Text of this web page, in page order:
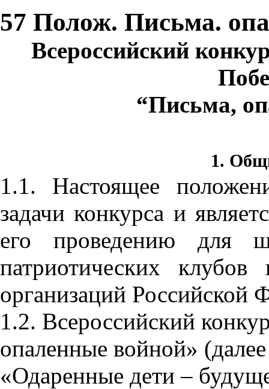
57 Полож. Письма.
Всероссийский
“Письма,
1.
1.1. Настоящее
задачи конкурса и
его проведению для
патриотических
организаций Российской
1.2. Всероссийский
опаленные войной»
«Одаренные дети –